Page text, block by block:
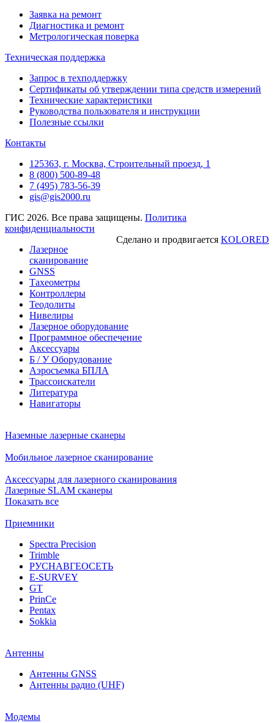
Заявка на ремонт
Диагностика и ремонт
Метрологическая поверка
Техническая поддержка
Запрос в техподдержку
Сертификаты об утверждении типа средств измерений
Технические характеристики
Руководства пользователя и инструкции
Полезные ссылки
Контакты
125363, г. Москва, Строительный проезд, 1
8 (800) 500-89-48
7 (495) 783-56-39
gis@gis2000.ru
ГИС 2026. Все права защищены. Политика
конфиденциальности
Сделано и продвигается KOLORED
Лазерное
сканирование
GNSS
Тахеометры
Контроллеры
Теодолиты
Нивелиры
Лазерное оборудование
Программное обеспечение
Аксессуары
Б / У Оборудование
Аэросъемка БПЛА
Трассоискатели
Литература
Навигаторы
Наземные лазерные сканеры
Мобильное лазерное сканирование
Аксессуары для лазерного сканирования
Лазерные SLAM сканеры
Показать все
Приемники
Spectra Precision
Trimble
РУСНАВГЕОСЕТЬ
E-SURVEY
GT
PrinCe
Pentax
Sokkia
Антенны
Антенны GNSS
Антенны радио (UHF)
Модемы